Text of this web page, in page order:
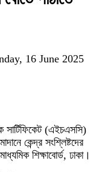
16 June 2025
(এইচএসসি)
কেন্দ্র সংশ্লিষ্টদের
শিক্ষাবোর্ড, ঢাকা।